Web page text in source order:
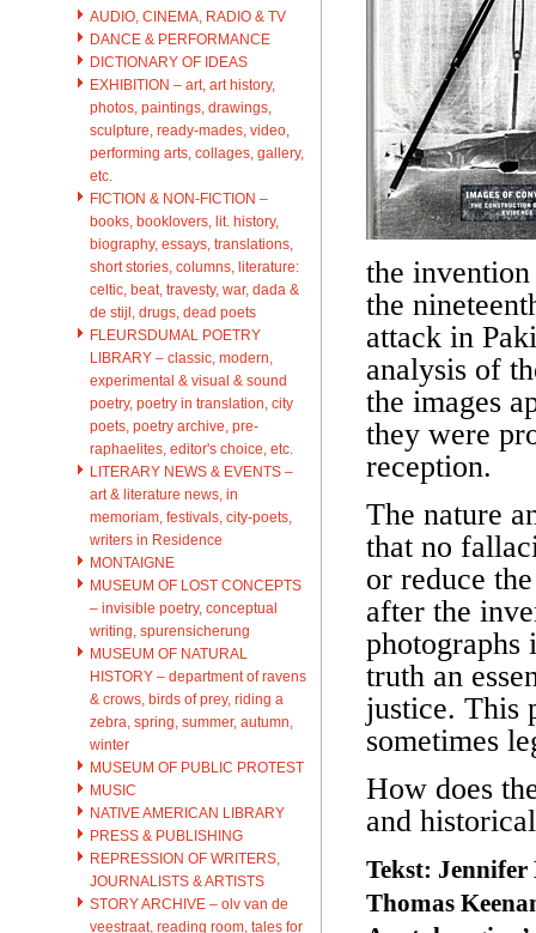
AUDIO, CINEMA, RADIO & TV
DANCE & PERFORMANCE
DICTIONARY OF IDEAS
EXHIBITION – art, art history,
photos, paintings, drawings,
sculpture, ready-mades, video,
performing arts, collages, gallery,
etc.
FICTION & NON-FICTION –
books, booklovers, lit. history,
biography, essays, translations,
short stories, columns, literature:
celtic, beat, travesty, war, dada &
de stijl, drugs, dead poets
FLEURSDUMAL POETRY
LIBRARY – classic, modern,
experimental & visual & sound
poetry, poetry in translation, city
poets, poetry archive, pre-
raphaelites, editor's choice, etc.
LITERARY NEWS & EVENTS –
art & literature news, in
memoriam, festivals, city-poets,
writers in Residence
MONTAIGNE
MUSEUM OF LOST CONCEPTS
– invisible poetry, conceptual
writing, spurensicherung
MUSEUM OF NATURAL
HISTORY – department of ravens
& crows, birds of prey, riding a
zebra, spring, summer, autumn,
winter
MUSEUM OF PUBLIC PROTEST
MUSIC
NATIVE AMERICAN LIBRARY
PRESS & PUBLISHING
REPRESSION OF WRITERS,
JOURNALISTS & ARTISTS
STORY ARCHIVE – olv van de
veestraat, reading room, tales for
the
the
attack in
analysis of
the images
they were
reception.
The nature
that no
or reduce
after the
photographs
truth an
justice. This
sometimes
How does
and
Tekst:
Thomas